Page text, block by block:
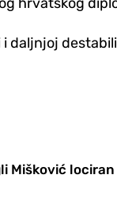
daljnjoj
Mišković